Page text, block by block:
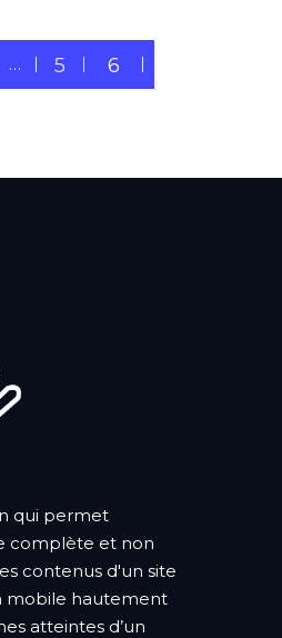
… 5 6
qui permet
complète et non
contenus d'un site
mobile hautement
atteintes d’un